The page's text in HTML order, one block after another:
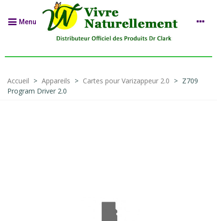
Menu
Accueil > Appareils > Cartes pour Varizappeur 2.0 > Z709
Program Driver 2.0